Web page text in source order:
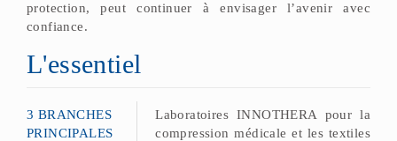
protection, peut continuer à envisager l’avenir avec
confiance.
L'essentiel
3 BRANCHES
PRINCIPALES
Laboratoires INNOTHERA pour la
compression médicale et les textiles